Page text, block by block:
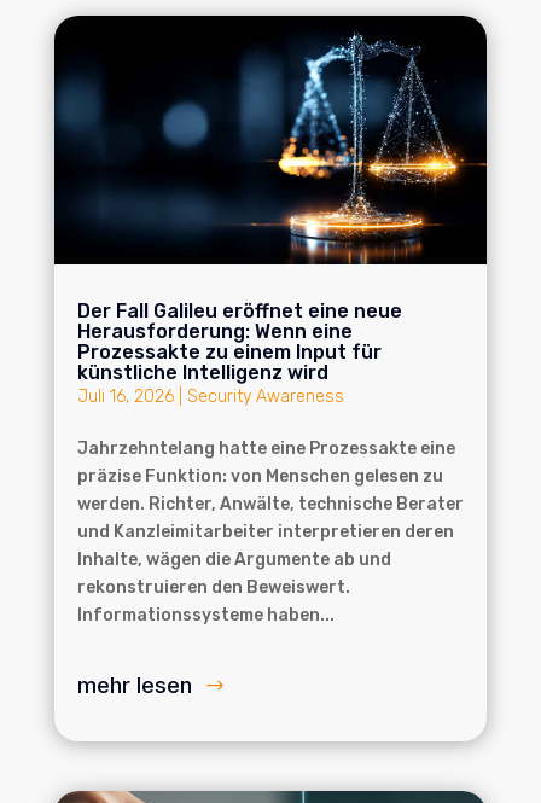
Der Fall Galileu eröffnet eine neue
Herausforderung: Wenn eine
Prozessakte zu einem Input für
künstliche Intelligenz wird
Juli 16, 2026| Security Awareness
Jahrzehntelang hatte eine Prozessakte eine
präzise Funktion: von Menschen gelesen zu
werden. Richter, Anwälte, technische Berater
und Kanzleimitarbeiter interpretieren deren
Inhalte, wägen die Argumente ab und
rekonstruieren den Beweiswert.
Informationssysteme haben...
mehr lesen